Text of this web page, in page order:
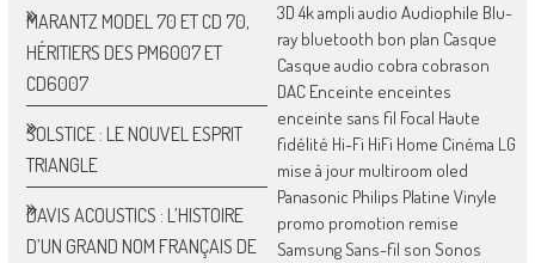
MARANTZ MODEL 70 ET CD 70,
HÉRITIERS DES PM6007 ET
CD6007
SOLSTICE : LE NOUVEL ESPRIT
TRIANGLE
DAVIS ACOUSTICS : L’HISTOIRE
D’UN GRAND NOM FRANÇAIS DE
3D 4kampli audio Audiophile Blu-
ray bluetooth bon plan Casque
Casque audio cobra cobrason
DAC Enceinte enceintes
enceinte sans fil Focal Haute
fidélité Hi-Fi HiFi Home Cinéma LG
mise à jour multiroom oled
Panasonic Philips Platine Vinyle
promo promotion remise
SamsungSans-fil son Sonos